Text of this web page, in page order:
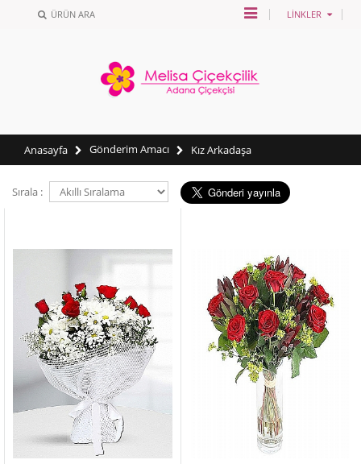
ÜRÜN ARA LINKLER
Anasayfa Gönderim Amacı Kız Arkadaşa
Sırala :